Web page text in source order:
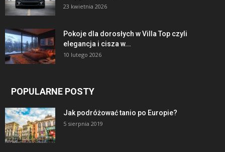
23 kwietnia 2026
Pokoje dla dorosłych w Villa Top czyli
elegancja i cisza w...
10 lutego 2026
POPULARNE POSTY
Jak podróżować tanio po Europie?
5 sierpnia 2019